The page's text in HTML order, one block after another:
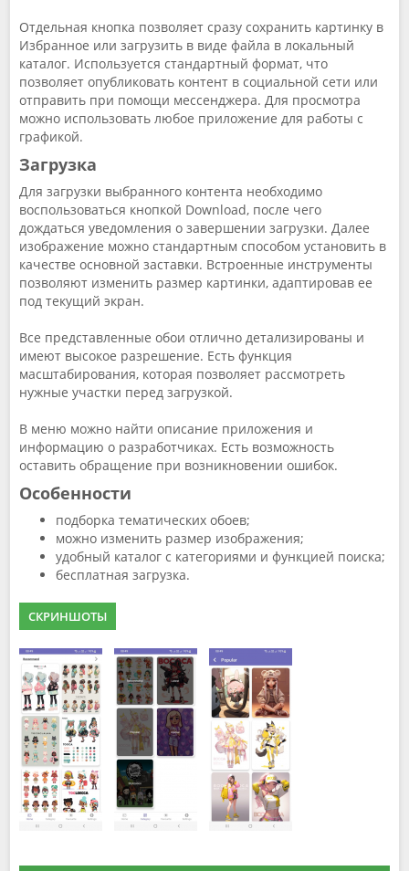
Отдельная кнопка позволяет сразу сохранить картинку в
Избранное или загрузить в виде файла в локальный
каталог. Используется стандартный формат, что
позволяет опубликовать контент в социальной сети или
отправить при помощи мессенджера. Для просмотра
можно использовать любое приложение для работы с
графикой.
Загрузка
Для загрузки выбранного контента необходимо
воспользоваться кнопкой Download, после чего
дождаться уведомления о завершении загрузки. Далее
изображение можно стандартным способом установить в
качестве основной заставки. Встроенные инструменты
позволяют изменить размер картинки, адаптировав ее
под текущий экран.
Все представленные обои отлично детализированы и
имеют высокое разрешение. Есть функция
масштабирования, которая позволяет рассмотреть
нужные участки перед загрузкой.
В меню можно найти описание приложения и
информацию о разработчиках. Есть возможность
оставить обращение при возникновении ошибок.
Особенности
подборка тематических обоев;
можно изменить размер изображения;
удобный каталог с категориями и функцией поиска;
бесплатная загрузка.
СКРИНШОТЫ